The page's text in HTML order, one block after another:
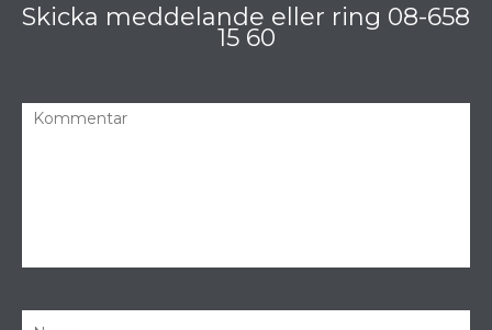
Skicka meddelande eller ring 08-658
15 60